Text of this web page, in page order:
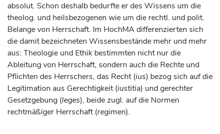
absolut. Schon deshalb bedurfte er des Wissens um die
theolog. und heilsbezogenen wie um die rechtl. und polit.
Belange von Herrschaft. Im HochMA differenzierten sich
die damit bezeichneten Wissensbestände mehr und mehr
aus: Theologie und Ethik bestimmten nicht nur die
Ableitung von Herrschaft, sondern auch die Rechte und
Pflichten des Herrschers, das Recht (ius) bezog sich auf die
Legitimation aus Gerechtigkeit (iustitia) und gerechter
Gesetzgebung (leges), beide zugl. auf die Normen
rechtmäßiger Herrschaft (regimen).